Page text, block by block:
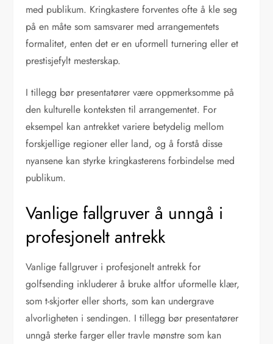
med publikum. Kringkastere forventes ofte å kle seg
på en måte som samsvarer med arrangementets
formalitet, enten det er en uformell turnering eller et
prestisjefylt mesterskap.
I tillegg bør presentatører være oppmerksomme på
den kulturelle konteksten til arrangementet. For
eksempel kan antrekket variere betydelig mellom
forskjellige regioner eller land, og å forstå disse
nyansene kan styrke kringkasterens forbindelse med
publikum.
Vanlige fallgruver å unngå i
profesjonelt antrekk
Vanlige fallgruver i profesjonelt antrekk for
golfsending inkluderer å bruke altfor uformelle klær,
som t-skjorter eller shorts, som kan undergrave
alvorligheten i sendingen. I tillegg bør presentatører
unngå sterke farger eller travle mønstre som kan